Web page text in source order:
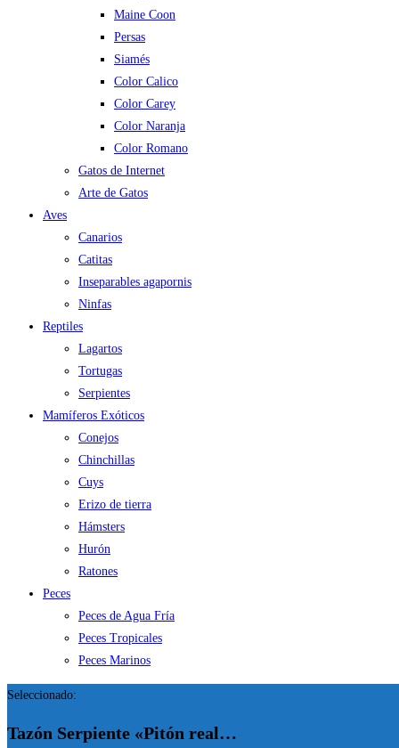
Maine Coon
Persas
Siamés
Color Calico
Color Carey
Color Naranja
Color Romano
Gatos de Internet
Arte de Gatos
Aves
Canarios
Catitas
Inseparables agapornis
Ninfas
Reptiles
Lagartos
Tortugas
Serpientes
Mamíferos Exóticos
Conejos
Chinchillas
Cuys
Erizo de tierra
Hámsters
Hurón
Ratones
Peces
Peces de Agua Fría
Peces Tropicales
Peces Marinos
Seleccionado:
Tazón Serpiente «Pitón real…